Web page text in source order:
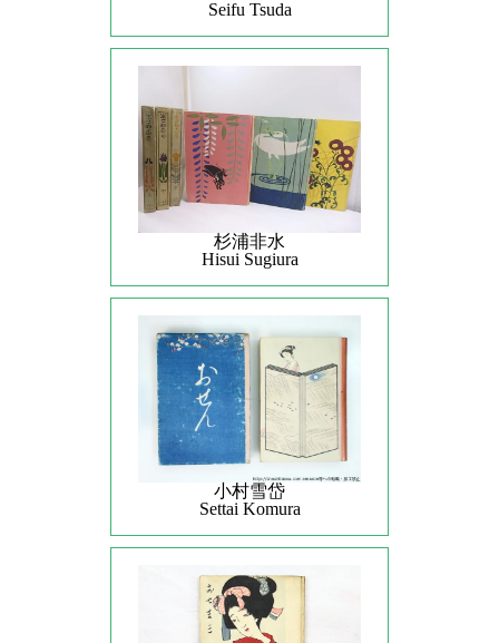
Seifu Tsuda
杉浦非水
Hisui Sugiura
小村雪岱
Settai Komura